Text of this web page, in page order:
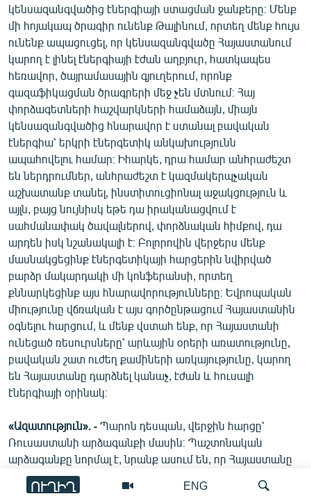
ENG
ՈՒՂԻՂ
կենսազանգվածից էներգիայի ստացման ջանքերը։ Մենք
մի հոյակապ ծրագիր ունենք Թալինում, որտեղ մենք հույս
ունենք ապացուցել, որ կենսազանգվածը Հայաստանում
կարող է լինել էներգիայի էժան աղբյուր, հատկապես
հեռավոր, ծայրամասային գյուղերում, որոնք
գազաֆիկացման ծրագրերի մեջ չեն մտնում։ Հայ
փորձագետների հաշվարկների համաձայն, միայն
կենսազանգվածից հնարավոր է ստանալ բավական
էներգիա՝ երկրի էներգետիկ անկախությունն
ապահովելու համար։ Իհարկե, դրա համար անհրաժեշտ
են ներդրումներ, անհրաժեշտ է կազմակերպչական
աշխատանք տանել, ինստիտուցիոնալ աջակցություն և
այլն, բայց նույնիսկ եթե դա իրականացվում է
սահմանափակ ծավալներով, փորձնական հիմքով, դա
արդեն իսկ նշանակալի է։ Բոլորովին վերջերս մենք
մասնակցեցինք էներգետիկայի հարցերին նվիրված
բարձր մակարդակի մի կոնֆերանսի, որտեղ
քննարկեցինք այս հնարավորությունները։ Եվրոպական
միությունը վճռական է այս գործընթացում Հայաստանին
օգնելու հարցում, և մենք վստահ ենք, որ Հայաստանի
ունեցած ռեսուրսները՝ արևային օրերի առատությունը,
բավական շատ ուժեղ քամիների առկայությունը, կարող
են Հայաստանը դարձնել կանաչ, էժան և հուսալի
էներգիայի օրինակ։
«Ազատություն». - Պարոն դեսպան, վերջին հարցը՝
Ռուսաստանի արձագանքի մասին։ Պաշտոնական
արձագանքը նորմալ է, նրանք ասում են, որ Հայաստանը
ինքնիշխան պետություն է և իրավունք ունի
համաձայնագրեր կնքել ցանկացած երկրի և կառույցի